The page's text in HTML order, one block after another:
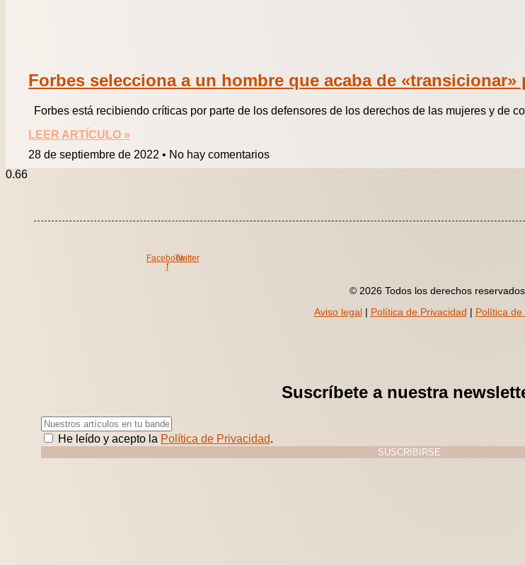
Forbes selecciona a un hombre que acaba de «transicionar»
Forbes está recibiendo críticas por parte de los defensores de los derechos de las mujeres y de
LEER ARTÍCULO »
28 de septiembre de 2022
No hay comentarios
Facebook-
f
Twitter
© 2026 Todos los derechos reservados
Aviso legal| Política de Privacidad | Política de
Suscríbete a nuestra
He leído y acepto la Política de Privacidad.